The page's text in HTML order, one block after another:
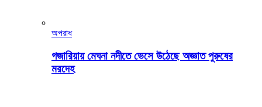
অপরাধ
গজারিয়ায় মেঘনা নদীতে ভেসে উঠেছে অজ্ঞাত পুরুষের
মরদেহ